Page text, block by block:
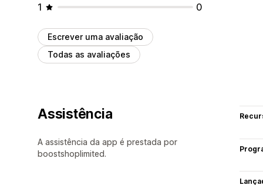
1
0
Escrever uma avaliação
Todas as avaliações
Assistência
A assistência da app é prestada por
boostshoplimited.